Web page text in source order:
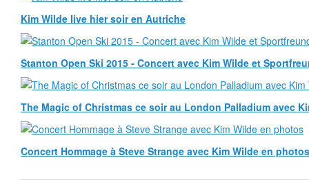
Kim Wilde live hier soir en Autriche
Stanton Open Ski 2015 - Concert avec Kim Wilde et
The Magic of Christmas ce soir au London Palladium avec
Concert Hommage à Steve Strange avec Kim Wilde en photos